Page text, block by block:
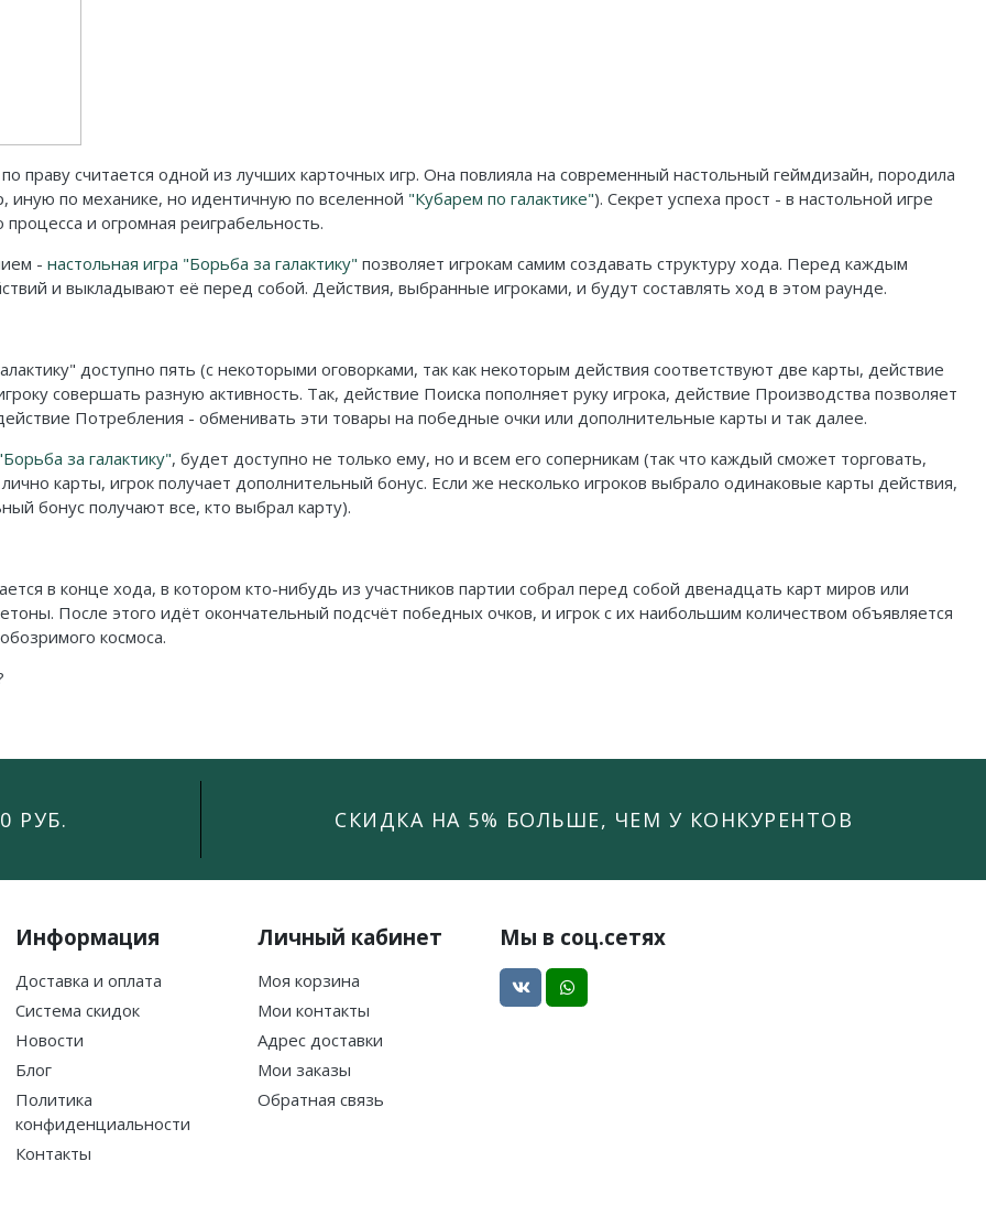
праву считается одной из лучших карточных игр. Она повлияла на современный настольный геймдизайн, породила
иную по механике, но идентичную по вселенной "Кубарем по галактике"). Секрет успеха прост - в настольной игре
процесса и огромная реиграбельность.
- настольная игра "Борьба за галактику" позволяет игрокам самим создавать структуру хода. Перед каждым
и выкладывают её перед собой. Действия, выбранные игроками, и будут составлять ход в этом раунде.
доступно пять (с некоторыми оговорками, так как некоторым действия соответствуют две карты, действие
совершать разную активность. Так, действие Поиска пополняет руку игрока, действие Производства позволяет
Потребления - обменивать эти товары на победные очки или дополнительные карты и так далее.
за галактику", будет доступно не только ему, но и всем его соперникам (так что каждый сможет торговать,
карты, игрок получает дополнительный бонус. Если же несколько игроков выбрало одинаковые карты действия,
бонус получают все, кто выбрал карту).
в конце хода, в котором кто-нибудь из участников партии собрал перед собой двенадцать карт миров или
После этого идёт окончательный подсчёт победных очков, и игрок с их наибольшим количеством объявляется
космоса.
РУБ. СКИДКА НА 5% БОЛЬШЕ, ЧЕМ У КОНКУРЕНТОВ
Информация
Доставка и оплата
Система скидок
Новости
Блог
Политика
конфиденциальности
Контакты
Личный кабинет
Моя корзина
Мои контакты
Адрес доставки
Мои заказы
Обратная связь
Мы в соц.сетях